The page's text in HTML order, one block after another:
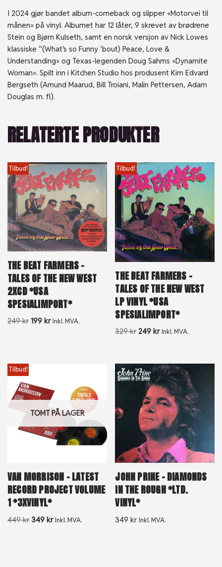
I 2024 gjør bandet album-comeback og slipper «Motorvei til
månen» på vinyl. Albumet har 12 låter, 9 skrevet av brødrene
Stein og Bjørn Kulseth, samt en norsk versjon av Nick Lowes
klassiske “(What’s so Funny ‘bout) Peace, Love &
Understanding» og Texas-legenden Doug Sahms «Dynamite
Woman». Spilt inn i Kitchen Studio hos produsent Kim Edvard
Bergseth (Amund Maarud, Bill Troiani, Malin Pettersen, Adam
Douglas m. fl).
RELATERTE PRODUKTER
Tilbud!
THE BEAT FARMERS –
TALES OF THE NEW WEST
2XCD *USA
SPESIALIMPORT*
249kr 199 kr Inkl. MVA.
Tilbud!
THE BEAT FARMERS –
TALES OF THE NEW WEST
LP VINYL *USA
SPESIALIMPORT*
329kr 249 kr Inkl. MVA.
TOMT PÅ LAGER
Tilbud!
VAN MORRISON – LATEST
RECORD PROJECT VOLUME
1 *3XVINYL*
449kr 349 kr Inkl. MVA.
JOHN PRINE – DIAMONDS
IN THE ROUGH *LTD.
VINYL*
349kr Inkl. MVA.